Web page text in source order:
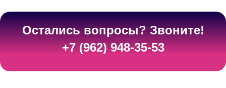
Остались вопросы? Звоните!
+7 (962) 948-35-53